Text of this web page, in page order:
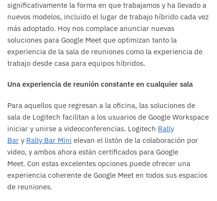
significativamente la forma en que trabajamos y ha llevado a
nuevos modelos, incluido el lugar de trabajo híbrido cada vez
más adoptado. Hoy nos complace anunciar nuevas
soluciones para Google Meet que optimizan tanto la
experiencia de la sala de reuniones como la experiencia de
trabajo desde casa para equipos híbridos.
Una experiencia de reunión constante en cualquier sala
Para aquellos que regresan a la oficina, las soluciones de
sala de Logitech facilitan a los usuarios de Google Workspace
iniciar y unirse a videoconferencias. Logitech Rally
Bar y Rally Bar Mini elevan el listón de la colaboración por
video, y ambos ahora están certificados para Google
Meet. Con estas excelentes opciones puede ofrecer una
experiencia coherente de Google Meet en todos sus espacios
de reuniones.